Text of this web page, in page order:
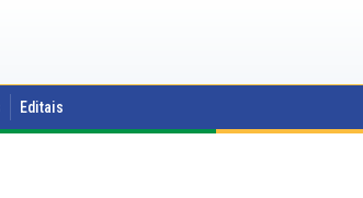
Editais